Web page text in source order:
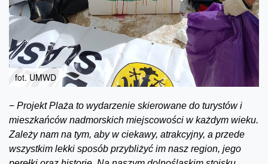
fot. UMWD
− Projekt Plaża to wydarzenie skierowane do turystów i
mieszkańców nadmorskich miejscowości w każdym wieku.
Zależy nam na tym, aby w ciekawy, atrakcyjny, a przede
wszystkim lekki sposób przybliżyć im nasz region, jego